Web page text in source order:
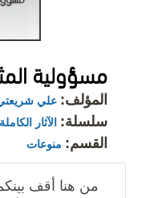
مسؤولية
المؤلف: علي
سلسلة: الآثار الكاملة
القسم: منوعات
من هنا أقف